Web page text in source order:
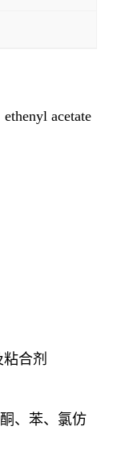
acetate
合剂
、苯、氯仿